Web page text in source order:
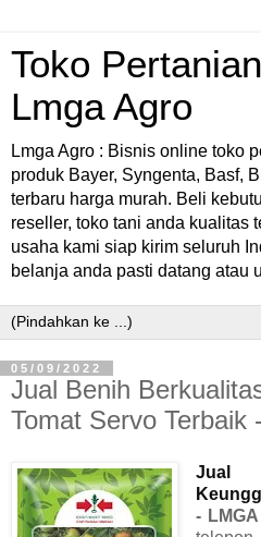
Toko
Lmga Agro
Lmga Agro : Bisnis online toko
produk Bayer, Syngenta, Basf,
terbaru harga murah. Beli
reseller, toko tani anda kualitas
usaha kami siap kirim seluruh
belanja anda pasti datang atau
05/09/2022
Jual Benih
Tomat Servo Terbaik
Jual
-